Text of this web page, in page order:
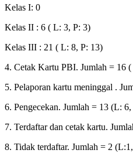
Kelas I: 0
Kelas II : 6 ( L: 3, P: 3)
Kelas III : 21 ( L: 8, P: 13)
4. Cetak Kartu PBI. Jumlah = 16
5. Pelaporan kartu meninggal .
6. Pengecekan. Jumlah = 13 (L:
7. Terdaftar dan cetak kartu.
8. Tidak terdaftar. Jumlah = 2